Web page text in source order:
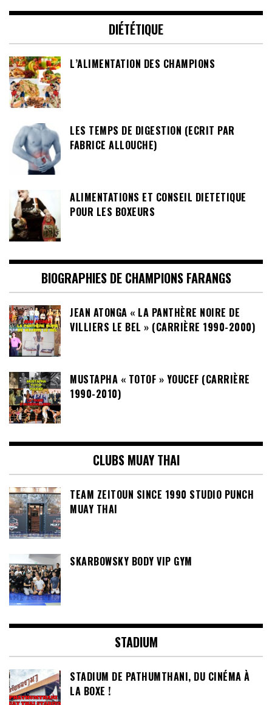
DIÉTÉTIQUE
L’ALIMENTATION DES CHAMPIONS
LES TEMPS DE DIGESTION (ECRIT PAR
FABRICE ALLOUCHE)
ALIMENTATIONS ET CONSEIL DIETETIQUE
POUR LES BOXEURS
BIOGRAPHIES DE CHAMPIONS FARANGS
JEAN ATONGA « LA PANTHÈRE NOIRE DE
VILLIERS LE BEL » (CARRIÈRE 1990-2000)
MUSTAPHA « TOTOF » YOUCEF (CARRIÈRE
1990-2010)
CLUBS MUAY THAI
TEAM ZEITOUN SINCE 1990 STUDIO PUNCH
MUAY THAI
SKARBOWSKY BODY VIP GYM
STADIUM
STADIUM DE PATHUMTHANI, DU CINÉMA À
LA BOXE !